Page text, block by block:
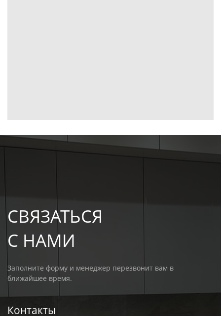
СВЯЗАТЬСЯ
С НАМИ
Заполните форму и менеджер перезвонит вам в
ближайшее время.
Контакты